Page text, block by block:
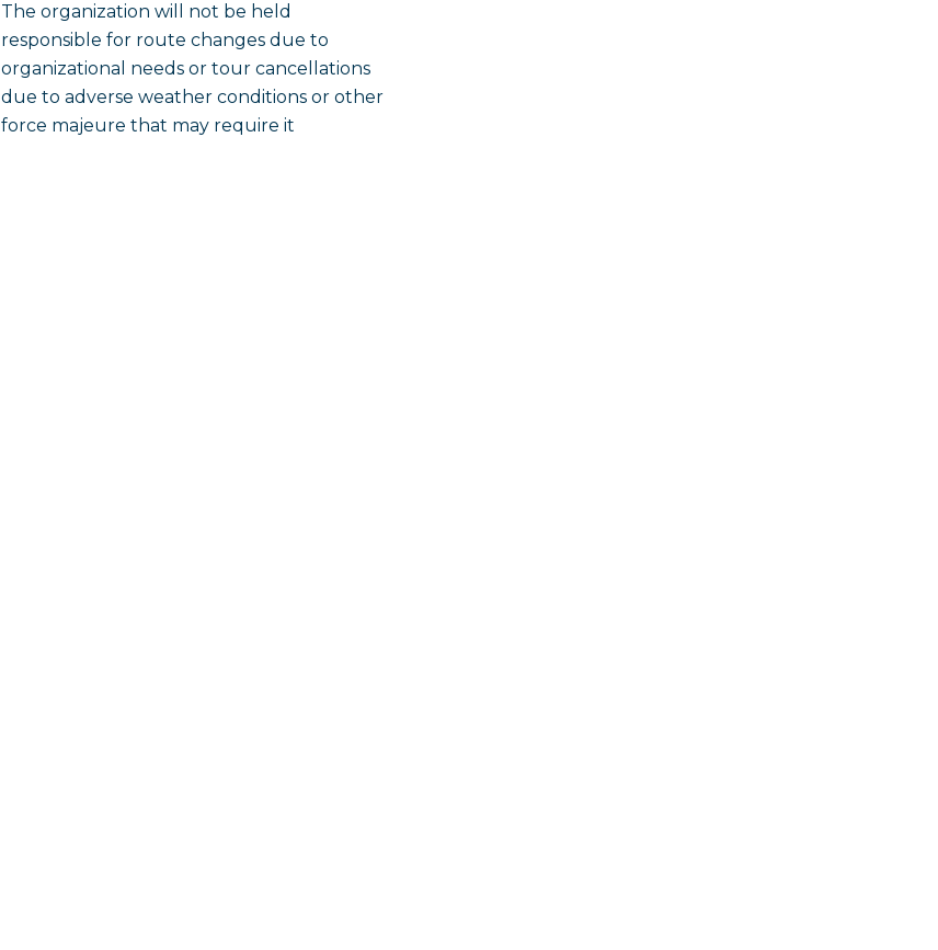
The organization will not be held
responsible for route changes due to
organizational needs or tour cancellations
due to adverse weather conditions or other
force majeure that may require it